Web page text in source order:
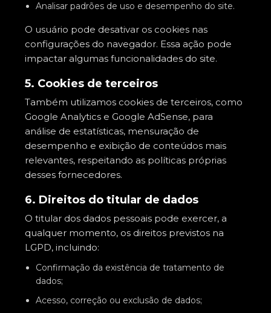
Analisar padrões de uso e desempenho do site.
O usuário pode desativar os cookies nas
configurações do navegador. Essa ação pode
impactar algumas funcionalidades do site.
5. Cookies de terceiros
Também utilizamos cookies de terceiros, como
Google Analytics e Google AdSense, para
análise de estatísticas, mensuração de
desempenho e exibição de conteúdos mais
relevantes, respeitando as políticas próprias
desses fornecedores.
6. Direitos do titular de dados
O titular dos dados pessoais pode exercer, a
qualquer momento, os direitos previstos na
LGPD, incluindo:
Confirmação da existência de tratamento de
dados;
Acesso, correção ou exclusão de dados;